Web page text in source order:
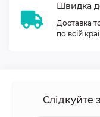
Швидка
Доставка
по всій
Слідкуйте